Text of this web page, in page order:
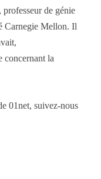
de génie
Carnegie Mellon. Il
concernant la
01net, suivez-nous